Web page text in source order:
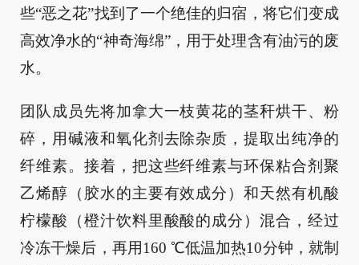
些“恶之花”找到了一个绝佳的归宿，将它们变成
高效净水的“神奇海绵”，用于处理含有油污的废
水。
团队成员先将加拿大一枝黄花的茎秆烘干、粉
碎，用碱液和氧化剂去除杂质，提取出纯净的
纤维素。接着，把这些纤维素与环保粘合剂聚
乙烯醇（胶水的主要有效成分）和天然有机酸
柠檬酸（橙汁饮料里酸酸的成分）混合，经过
冷冻干燥后，再用160 ℃低温加热10分钟，就制